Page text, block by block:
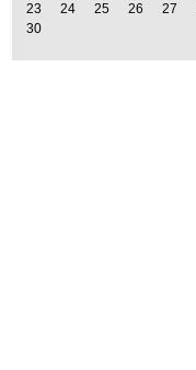
23
24 25 26 27
30